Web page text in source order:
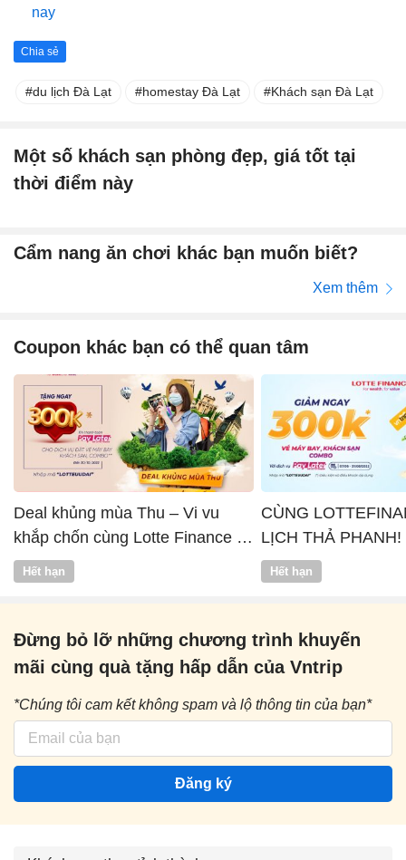
nay
Chia sẻ
du lịch Đà Lạt homestay Đà Lạt Khách sạn Đà Lạt
Một số khách sạn phòng đẹp, giá tốt tại
thời điểm này
Cẩm nang ăn chơi khác bạn muốn biết?
Xem thêm
Coupon khác bạn có thể quan tâm
Deal khủng mùa Thu – Vi vu
khắp chốn cùng Lotte Finance x
Vntrip
Hết hạn
CÙNG
LỊCH THẢ PHANH!
Hết hạn
Đừng bỏ lỡ những chương trình khuyến
mãi cùng quà tặng hấp dẫn của Vntrip
*Chúng tôi cam kết không spam và lộ thông tin của bạn*
Đăng ký